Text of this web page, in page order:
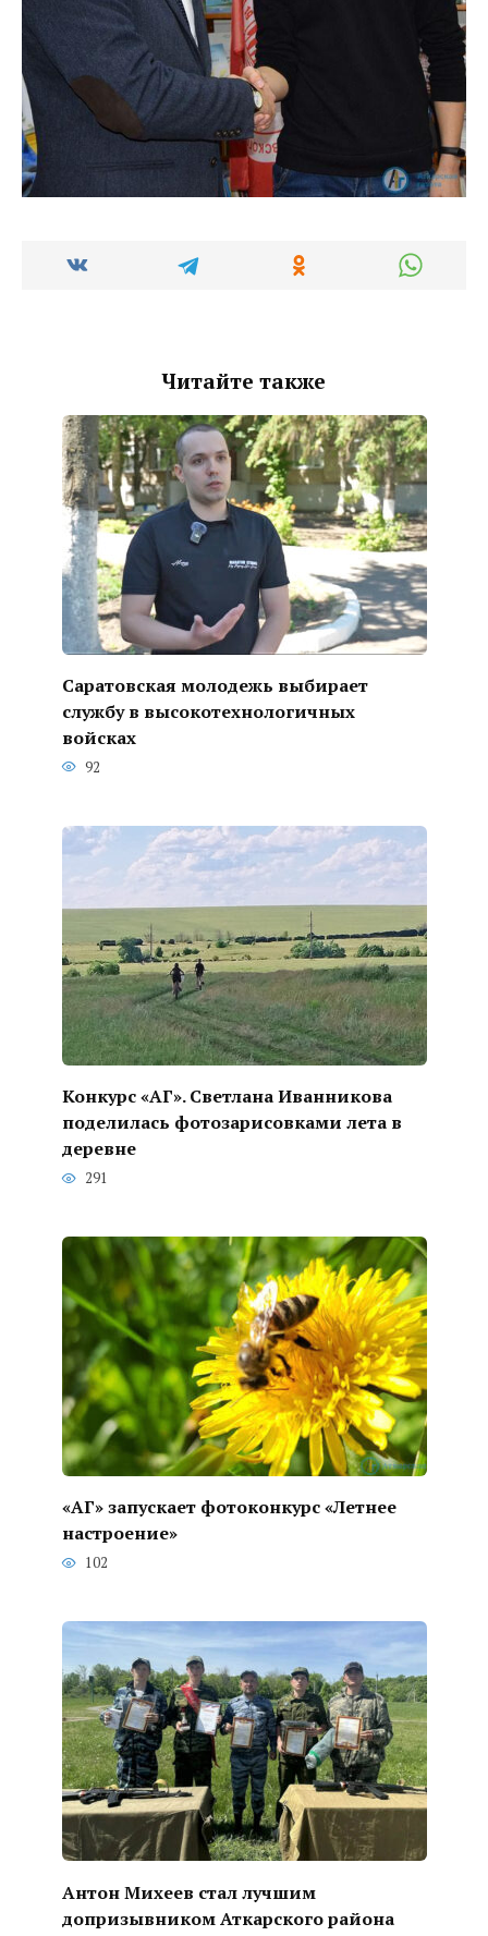
Читайте также
Саратовская молодежь выбирает
службу в высокотехнологичных
войсках
92
Конкурс «АГ». Светлана Иванникова
поделилась фотозарисовками лета в
деревне
291
«АГ» запускает фотоконкурс «Летнее
настроение»
102
Антон Михеев стал лучшим
допризывником Аткарского района